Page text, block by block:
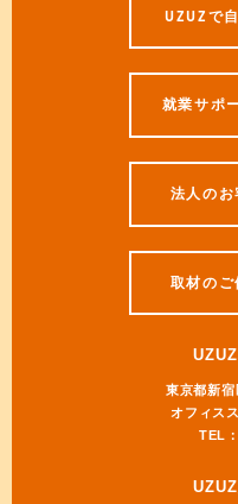
UZUZで
就業サポ
法人のお
取材のご
東京都新
オフィス
TEL